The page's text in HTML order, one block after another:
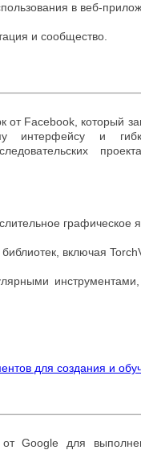
в веб-
и сообщество.
Facebook, который
интерфейсу и
графическое
библиотек, включая
Google для